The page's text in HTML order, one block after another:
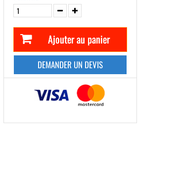
Ajouter au panier
DEMANDER UN DEVIS